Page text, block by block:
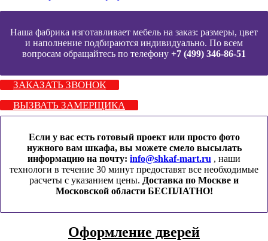
Наша фабрика изготавливает мебель на заказ: размеры, цвет
и наполнение подбираются индивидуально. По всем
вопросам обращайтесь по телефону +7 (499) 346-86-51
ЗАКАЗАТЬ ЗВОНОК
ВЫЗВАТЬ ЗАМЕРЩИКА
Если у вас есть готовый проект или просто фото
нужного вам шкафа, вы можете смело высылать
информацию на почту: info@shkaf-mart.ru , наши
технологи в течение 30 минут предоставят все необходимые
расчеты с указанием цены. Доставка по Москве и
Московской области БЕСПЛАТНО!
Оформление дверей